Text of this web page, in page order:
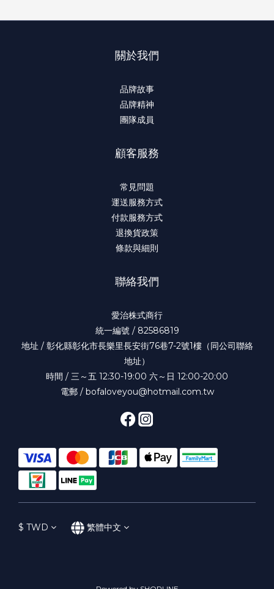
關於我們
品牌故事
品牌精神
團隊成員
顧客服務
常見問題
運送服務方式
付款服務方式
退換貨政策
條款與細則
聯絡我們
愛治株式商行
統一編號 / 82586819
地址 / 彰化縣彰化市長樂里長安街76巷7-2號1樓（同公司聯絡
地址）
時間 / 三～五 12:30-19:00 六～日 12:00-20:00
電郵 / bofaloveyou@hotmail.com.tw
$ TWD 繁體中文